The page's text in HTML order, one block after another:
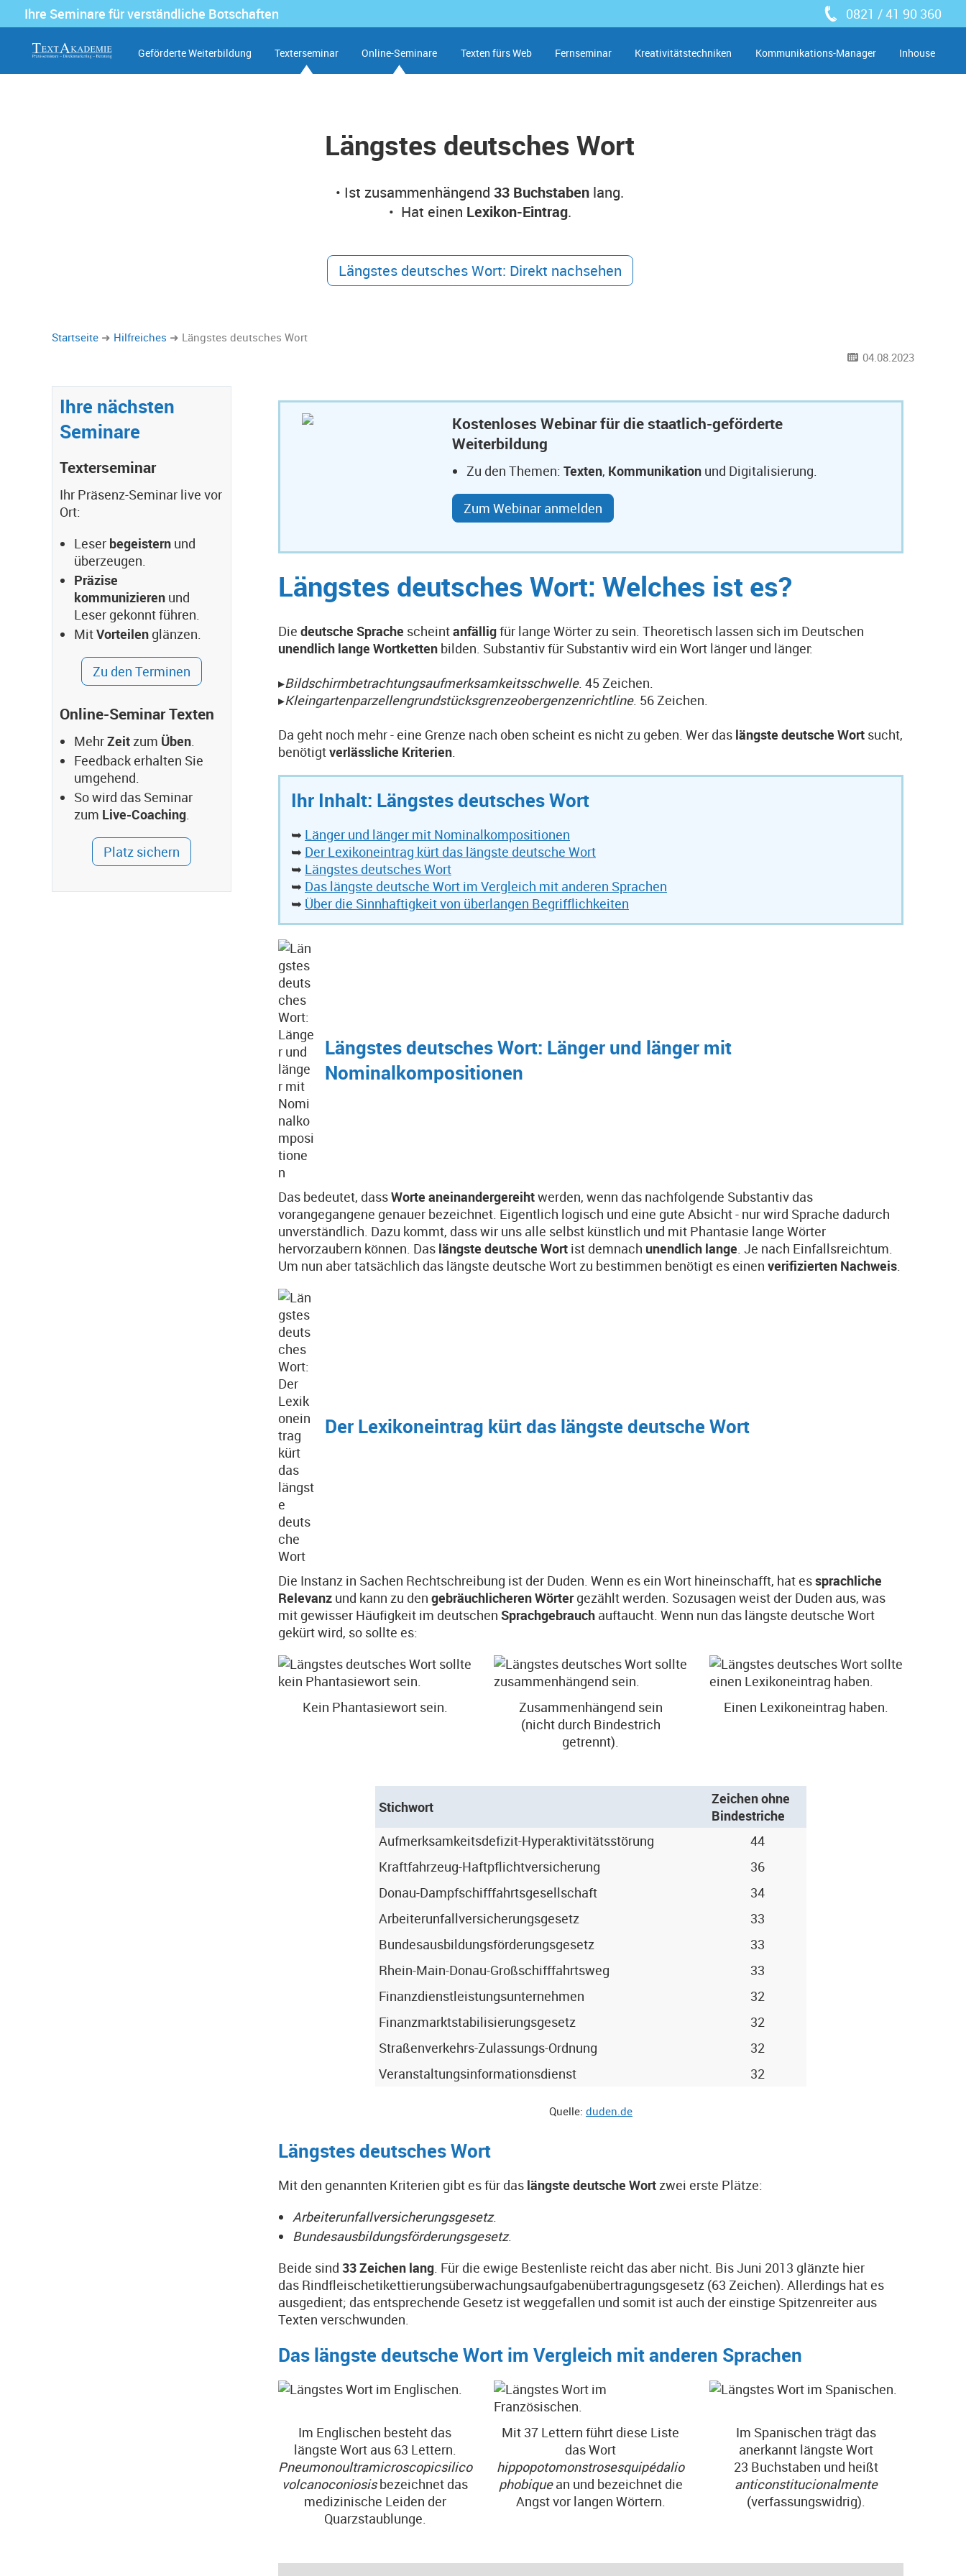
Ihre Seminare für verständliche Botschaften 0821 / 41 90 360
Geförderte Weiterbildung Texterseminar Online-Seminare Texten fürs Web Fernseminar Kreativitätstechniken Kommunikations-Manager Inhouse
Längstes deutsches Wort
• Ist zusammenhängend 33 Buchstaben lang.
• Hat einen Lexikon-Eintrag.
Längstes deutsches Wort: Direkt nachsehen
Startseite Hilfreiches
Längstes deutsches Wort
04.08.2023
Ihre nächsten
Seminare
Texterseminar
Ihr Präsenz-Seminar live vor
Ort:
Leser begeistern und
überzeugen.
Präzise
kommunizieren und
Leser gekonnt führen.
MitVorteilen glänzen.
Zu den Terminen
Online-Seminar Texten
MehrZeitzum Üben.
Feedback erhalten Sie
umgehend.
So wird das Seminar
zum Live-Coaching.
Platz sichern
Kostenloses Webinar für die staatlich-geförderte
Weiterbildung
Zu den Themen: Texten, Kommunikation und Digitalisierung.
Zum Webinar anmelden
Längstes deutsches Wort: Welches ist es?
Die deutsche Sprache scheintanfälligfür lange Wörter zu sein. Theoretisch lassen sich im Deutschen
unendlich lange Wortketten bilden. Substantiv für Substantiv wird ein Wort länger und länger:
▸Bildschirmbetrachtungsaufmerksamkeitsschwelle. 45 Zeichen.
▸Kleingartenparzellengrundstücksgrenzeobergenzenrichtline. 56 Zeichen.
Da geht noch mehr - eine Grenze nach oben scheint es nicht zu geben. Wer das längste deutsche Wort sucht,
benötigtverlässliche Kriterien.
Ihr Inhalt: Längstes deutsches Wort
➥ Länger und länger mit Nominalkompositionen
➥ Der Lexikoneintrag kürt das längste deutsche Wort
➥ Längstes deutsches Wort
➥ Das längste deutsche Wort im Vergleich mit anderen Sprachen
➥ Über die Sinnhaftigkeit von überlangen Begrifflichkeiten
Längstes deutsches Wort: Länger und länger mit
Nominalkompositionen
Das bedeutet, dassWorte aneinandergereihtwerden, wenn das nachfolgende Substantiv das
vorangegangene genauer bezeichnet. Eigentlich logisch und eine gute Absicht - nur wird Sprache dadurch
unverständlich. Dazu kommt, dass wir uns alle selbst künstlich und mit Phantasie lange Wörter
hervorzaubern können. Das längste deutsche Wort ist demnach unendlich lange. Je nach Einfallsreichtum.
Um nun aber tatsächlich das längste deutsche Wort zu bestimmen benötigt es einen verifizierten Nachweis.
Der Lexikoneintrag kürt das längste deutsche Wort
Die Instanz in Sachen Rechtschreibung ist der Duden. Wenn es ein Wort hineinschafft, hat essprachliche
Relevanz und kann zu den gebräuchlicheren Wörtergezählt werden. Sozusagen weist der Duden aus, was
mit gewisser Häufigkeit im deutschen Sprachgebrauch auftaucht. Wenn nun das längste deutsche Wort
gekürt wird, so sollte es:
Kein Phantasiewort sein.
Zusammenhängend sein
(nicht durch Bindestrich
getrennt).
Einen Lexikoneintrag haben.
Stichwort
Zeichen ohne
Bindestriche
Aufmerksamkeitsdefizit-Hyperaktivitätsstörung
44
Kraftfahrzeug-Haftpflichtversicherung
36
Donau-Dampfschifffahrtsgesellschaft
34
Arbeiterunfallversicherungsgesetz
33
Bundesausbildungsförderungsgesetz
33
Rhein-Main-Donau-Großschifffahrtsweg
33
Finanzdienstleistungsunternehmen
32
Finanzmarktstabilisierungsgesetz
32
Straßenverkehrs-Zulassungs-Ordnung
32
Veranstaltungsinformationsdienst
32
Quelle: duden.de
Längstes deutsches Wort
Mit den genannten Kriterien gibt es für das längste deutsche Wortzwei erste Plätze:
Arbeiterunfallversicherungsgesetz.
Bundesausbildungsförderungsgesetz.
Beide sind 33 Zeichen lang. Für die ewige Bestenliste reicht das aber nicht. Bis Juni 2013 glänzte hier
das Rindfleischetikettierungsüberwachungsaufgabenübertragungsgesetz (63 Zeichen). Allerdings hat es
ausgedient; das entsprechende Gesetz ist weggefallen und somit ist auch der einstige Spitzenreiter aus
Texten verschwunden.
Das längste deutsche Wort im Vergleich mit anderen Sprachen
Im Englischen besteht das
längste Wort aus 63 Lettern.
Pneumonoultramicroscopicsilico
volcanoconiosisbezeichnet das
medizinische Leiden der
Quarzstaublunge.
Mit 37 Lettern führt diese Liste
das Wort
hippopotomonstrosesquipédalio
phobiquean und bezeichnet die
Angst vor langen Wörtern.
Im Spanischen trägt das
anerkannt längste Wort
23 Buchstaben und heißt
anticonstitucionalmente
(verfassungswidrig).